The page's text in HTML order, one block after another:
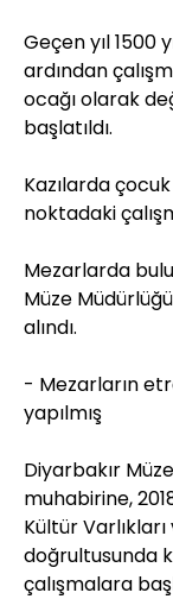
Geçen yıl 1500
ardından
ocağı olarak
başlatıldı.
Kazılarda
noktadaki
Mezarlarda
Müze
alındı.
- Mezarların
yapılmış
Diyarbakır
muhabirine,
Kültür
doğrultusunda
çalışmalara